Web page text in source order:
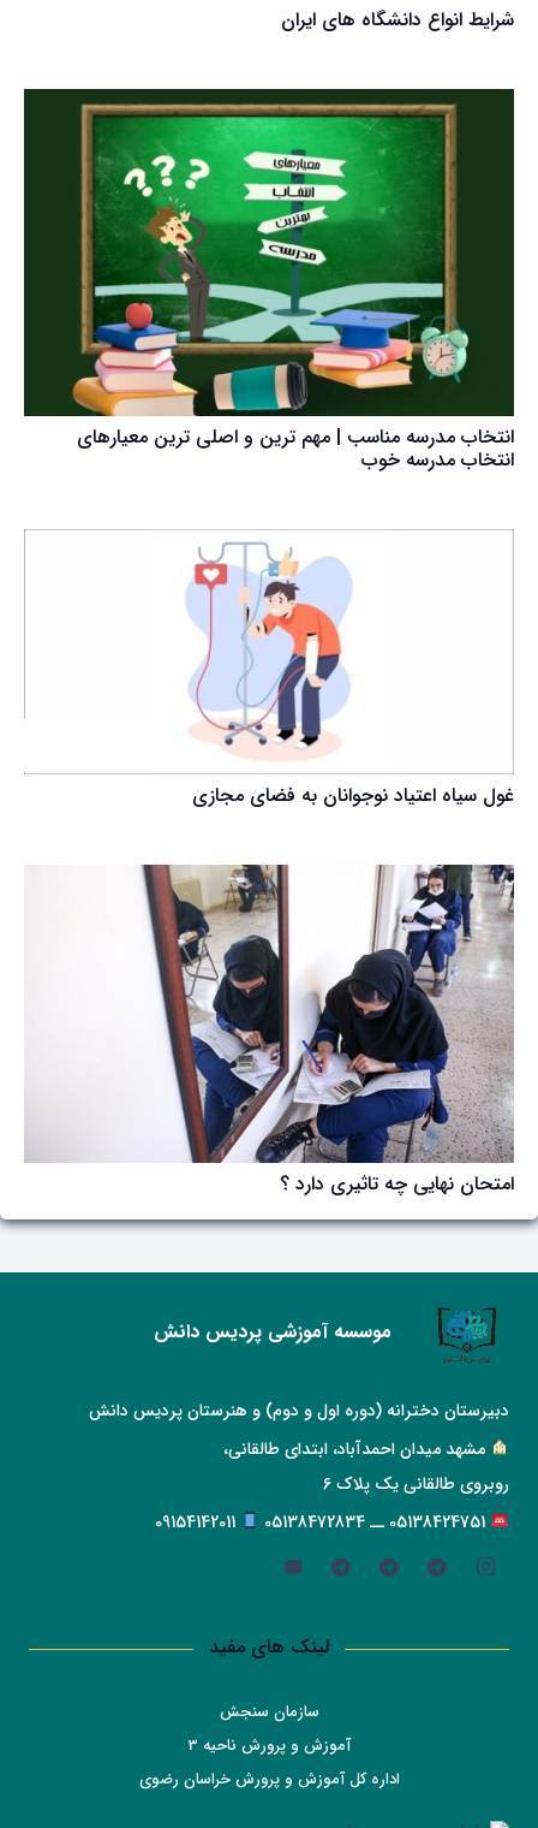
شرایط انواع دانشگاه های ایران
انتخاب مدرسه مناسب | مهم ترین و اصلی ترین معیارهای
انتخاب مدرسه خوب
غول سیاه اعتیاد نوجوانان به فضای مجازی
امتحان نهایی چه تاثیری دارد ؟
موسسه آموزشی پردیس دانش
دبیرستان دخترانه (دوره اول و دوم) و هنرستان پردیس دانش
مشهد میدان احمدآباد، ابتدای طالقانی،
روبروی طالقانی یک پلاک 6
لینک های مفید
سازمان سنجش
آموزش و پرورش ناحیه 3
اداره کل آموزش و پرورش خراسان رضوی